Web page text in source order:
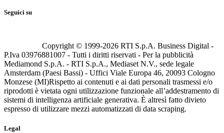
Seguici su
Copyright © 1999-2026 RTI S.p.A. Business Digital -
P.Iva 03976881007 - Tutti i diritti riservati - Per la pubblicità
Mediamond S.p.A. - RTI S.p.A., Mediaset N.V., sede legale
Amsterdam (Paesi Bassi) - Uffici Viale Europa 46, 20093 Cologno
Monzese (MI)Rispetto ai contenuti e ai dati personali trasmessi e/o
riprodotti è vietata ogni utilizzazione funzionale all’addestramento di
sistemi di intelligenza artificiale generativa. È altresì fatto divieto
espresso di utilizzare mezzi automatizzati di data scraping.
Legal